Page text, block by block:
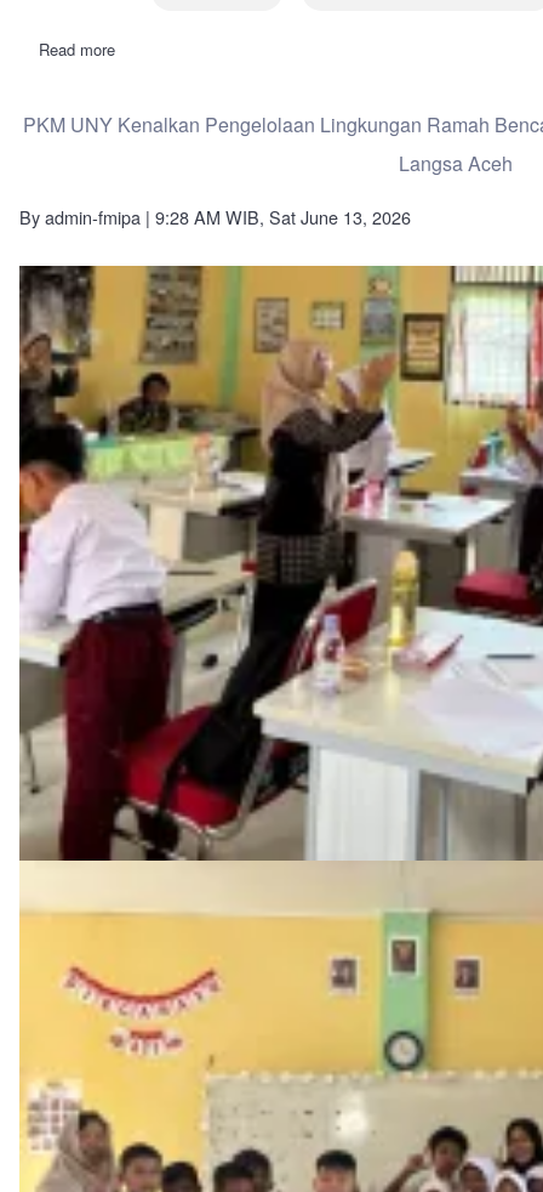
Read more
InaBCRU
PKM UNY Kenalkan Pengelolaan Lingkungan Ramah
Langsa Aceh
Byadmin-fmipa | 9:28 AM WIB, Sat June 13, 2026